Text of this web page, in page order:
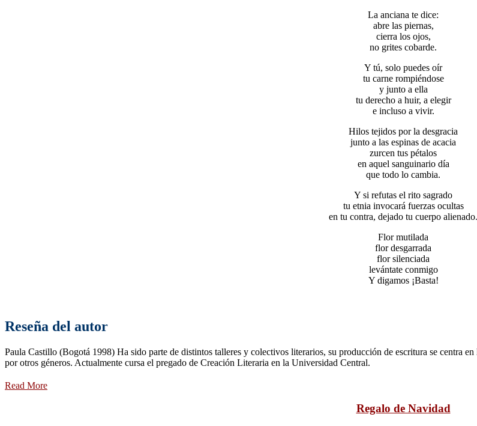
La anciana te dice:
abre las piernas,
cierra los ojos,
no grites cobarde.
Y tú, solo puedes oír
tu carne rompiéndose
y junto a ella
tu derecho a huir, a elegir
e incluso a vivir.
Hilos tejidos por la desgracia
junto a las espinas de acacia
zurcen tus pétalos
en aquel sanguinario día
que todo lo cambia.
Y si refutas el rito sagrado
tu etnia invocará fuerzas ocultas
en tu contra, dejado tu cuerpo alienado.
Flor mutilada
flor desgarrada
flor silenciada
levántate conmigo
Y digamos ¡Basta!
Reseña del autor
Paula Castillo (Bogotá 1998) Ha sido parte de distintos talleres y colectivos literarios, su producción de escritura se centra
por otros géneros. Actualmente cursa el pregado de Creación Literaria en la Universidad Central.
Read More
Regalo de Navidad